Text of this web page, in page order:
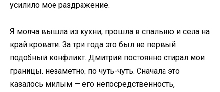
усилило мое раздражение.
Я молча вышла из кухни, прошла в спальню и села на
край кровати. За три года это был не первый
подобный конфликт. Дмитрий постоянно стирал мои
границы, незаметно, по чуть-чуть. Сначала это
казалось милым — его непосредственность,